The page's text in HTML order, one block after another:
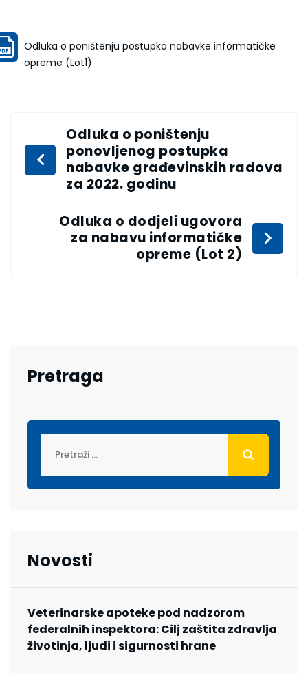
Odluka o poništenju postupka nabavke informatičke
opreme (Lot1)
Odluka o poništenju
ponovljenog postupka
nabavke građevinskih radova
za 2022. godinu
Odluka o dodjeli ugovora
za nabavu informatičke
opreme (Lot 2)
Pretraga
Novosti
Veterinarske apoteke pod nadzorom
federalnih inspektora: Cilj zaštita zdravlja
životinja, ljudi i sigurnosti hrane